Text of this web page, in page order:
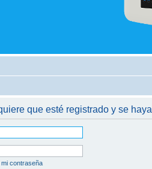
que esté registrado y se
contraseña